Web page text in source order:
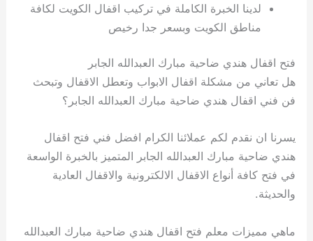
لدينا الخبرة الكاملة في تركيب اقفال الكويت لكافة
مناطق الكويت وبسعر جدا رخيص
فتح اقفال هندي ضاحية مبارك العبدالله الجابر
هل تعاني من مشكلة اقفال الابواب وتعطل الاقفال وتبحث
فن فني اقفال هندي ضاحية مبارك العبدالله الجابر؟
يسرنا ان نقدم لكم عملائنا الكرام افضل فني فتح اقفال
هندي ضاحية مبارك العبدالله الجابر المتميز بالخبرة الواسعة
في فتح كافة أنواع الاقفال الالكترونية والاقفال العادية
والحديثة.
ماهي مميزات معلم فتح اقفال هندي ضاحية مبارك العبدالله